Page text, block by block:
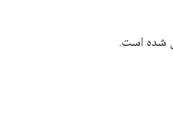
شده است.